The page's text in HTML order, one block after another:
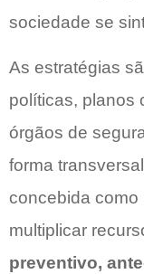
sociedade se
As estratégias
políticas, planos
órgãos de
forma
concebida como
multiplicar
preventivo,